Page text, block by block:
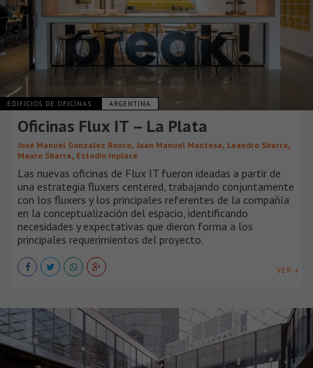
EDIFICIOS DE OFICINAS ARGENTINA
Oficinas Flux IT – La Plata
José Manuel Gonzalez Rouco, Juan Manuel Mantesa, Leandro Sbarra,
Mauro Sbarra, Estudio Inplace
Las nuevas oficinas de Flux IT fueron ideadas a partir de
una estrategia fluxers centered, trabajando conjuntamente
con los fluxers y los principales referentes de la compañía
en la conceptualización del espacio, identificando
necesidades y expectativas que dieron forma a los
principales requerimientos del proyecto.
VER +